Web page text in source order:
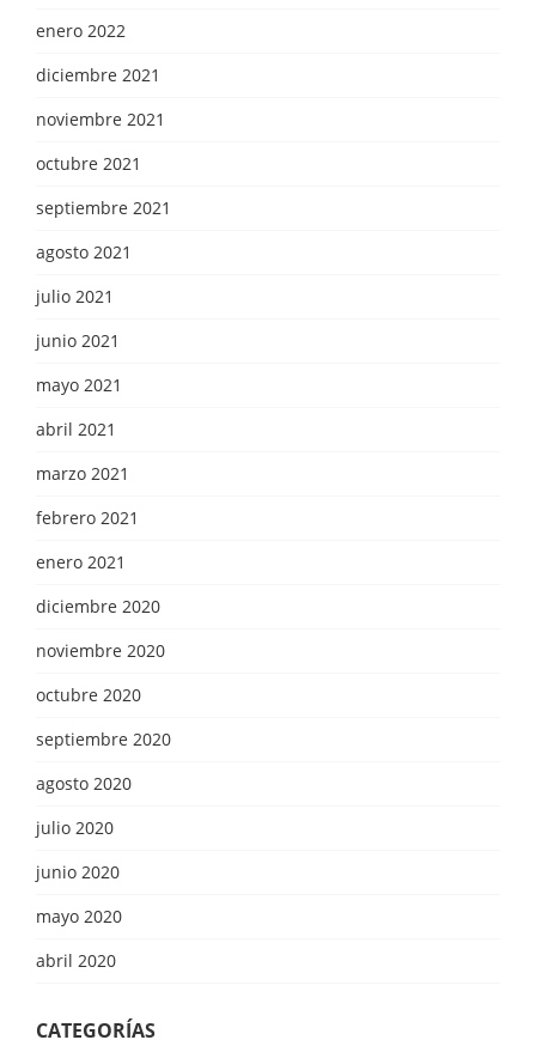
enero 2022
diciembre 2021
noviembre 2021
octubre 2021
septiembre 2021
agosto 2021
julio 2021
junio 2021
mayo 2021
abril 2021
marzo 2021
febrero 2021
enero 2021
diciembre 2020
noviembre 2020
octubre 2020
septiembre 2020
agosto 2020
julio 2020
junio 2020
mayo 2020
abril 2020
CATEGORÍAS